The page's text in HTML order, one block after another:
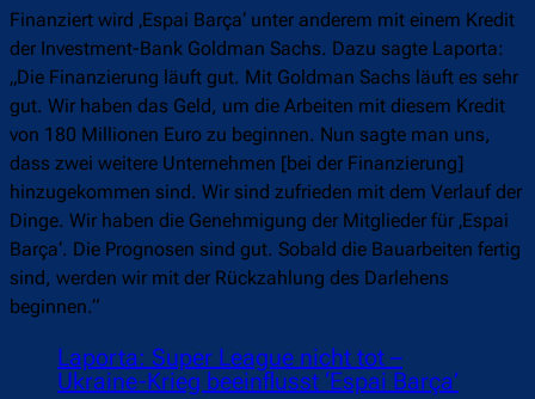
Finanziert wird ‚Espai Barça‘ unter anderem mit einem Kredit
der Investment-Bank Goldman Sachs. Dazu sagte Laporta:
„Die Finanzierung läuft gut. Mit Goldman Sachs läuft es sehr
gut. Wir haben das Geld, um die Arbeiten mit diesem Kredit
von 180 Millionen Euro zu beginnen. Nun sagte man uns,
dass zwei weitere Unternehmen [bei der Finanzierung]
hinzugekommen sind. Wir sind zufrieden mit dem Verlauf der
Dinge. Wir haben die Genehmigung der Mitglieder für ‚Espai
Barça‘. Die Prognosen sind gut. Sobald die Bauarbeiten fertig
sind, werden wir mit der Rückzahlung des Darlehens
beginnen.“
Laporta: Super League nicht tot –
Ukraine-Krieg beeinflusst ‘Espai Barça’